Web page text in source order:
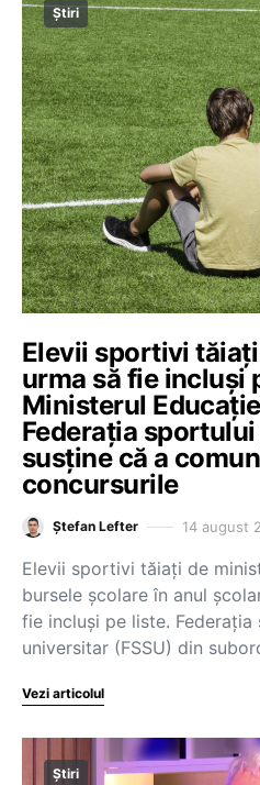
Știri
Elevii sportivi
urma să fie incluși
Ministerul
Federația
susține că a
concursurile
Ștefan Lefter 14 august
Elevii sportivi tăiați de
bursele școlare în anul
fie incluși pe liste.
universitar (FSSU) din
Vezi articolul
Știri